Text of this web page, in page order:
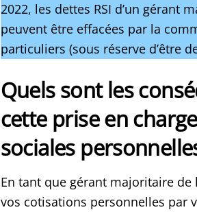
2022, les dettes RSI d’un gérant
peuvent être effacées par la
particuliers (sous réserve d’être
Quels sont les
cette prise en
sociales
En tant que gérant majoritaire de
vos cotisations personnelles par